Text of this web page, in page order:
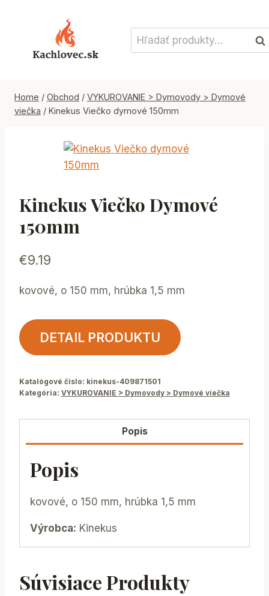
Hľadať:
Home / Obchod / VYKUROVANIE > Dymovody > Dymové
viečka / Kinekus Viečko dymové 150mm
Kinekus Viečko Dymové
150mm
€9.19
kovové, o 150 mm, hrúbka 1,5 mm
DETAIL PRODUKTU
Katalógové číslo: kinekus-409871501
Kategória: VYKUROVANIE > Dymovody > Dymové viečka
Popis
Popis
kovové, o 150 mm, hrúbka 1,5 mm
Výrobca: Kinekus
Súvisiace Produkty